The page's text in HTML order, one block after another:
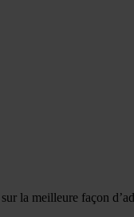
la meilleure façon